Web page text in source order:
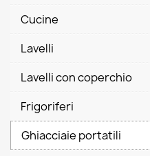
Cucine
Lavelli
Lavelli con coperchio
Frigoriferi
Ghiacciaie portatili